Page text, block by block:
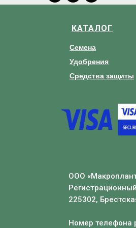
КАТАЛОГ
Семена
Удобрения
Средства защиты
ООО
225302,
Номер телефона